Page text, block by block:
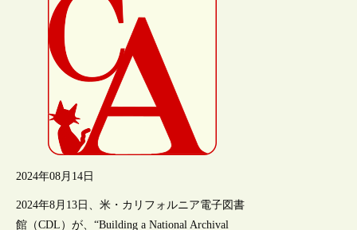
2024年08月14日
2024年8月13日、米・カリフォルニア電子図書
館（CDL）が、“Building a National Archival